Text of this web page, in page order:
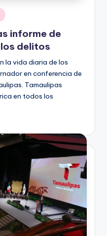
informe de
delitos
la vida diaria de los
en conferencia de
Tamaulipas
en todos los